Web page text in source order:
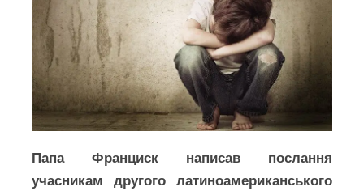
Папа Франциск написав послання
учасникам другого латиноамериканського